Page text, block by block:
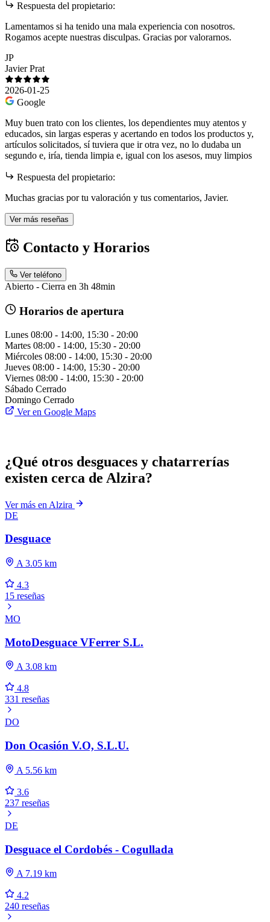
Respuesta del propietario:
Lamentamos si ha tenido una mala experiencia con nosotros.
Rogamos acepte nuestras disculpas. Gracias por valorarnos.
JP
Javier Prat
2026-01-25
Google
Muy buen trato con los clientes, los dependientes muy atentos y
educados, sin largas esperas y acertando en todos los productos y,
artículos solicitados, sí tuviera que ir otra vez, no lo dudaba un
segundo e, iría, tienda limpia e, igual con los asesos, muy limpios
Respuesta del propietario:
Muchas gracias por tu valoración y tus comentarios, Javier.
Ver más reseñas
Contacto y Horarios
Ver teléfono
Abierto - Cierra en 3h 48min
Horarios de apertura
Lunes 08:00 - 14:00, 15:30 - 20:00
Martes 08:00 - 14:00, 15:30 - 20:00
Miércoles 08:00 - 14:00, 15:30 - 20:00
Jueves 08:00 - 14:00, 15:30 - 20:00
Viernes 08:00 - 14:00, 15:30 - 20:00
Sábado Cerrado
Domingo Cerrado
Ver en Google Maps
¿Qué otros desguaces y chatarrerías
existen cerca de Alzira?
Ver más en Alzira
DE
Desguace
A 3.05 km
4.3
15 reseñas
MO
MotoDesguace VFerrer S.L.
A 3.08 km
4.8
331 reseñas
DO
Don Ocasión V.O, S.L.U.
A 5.56 km
3.6
237 reseñas
DE
Desguace el Cordobés - Cogullada
A 7.19 km
4.2
240 reseñas